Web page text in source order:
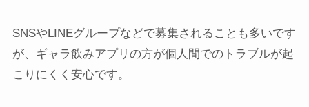
SNSやLINEグループなどで募集されることも多いです
が、ギャラ飲みアプリの方が個人間でのトラブルが起
こりにくく安心です。